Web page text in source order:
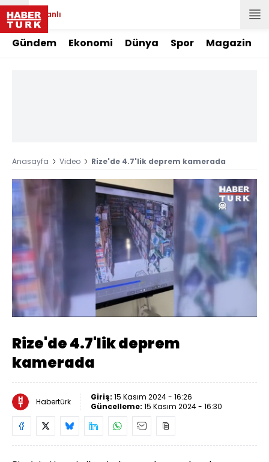
Canlı
Gündem Ekonomi Dünya Spor Magazin
Anasayfa Video Rize'de 4.7'lik deprem kamerada
Sesi
Aç
Yüklendi:
40.87%
Oynatma
Hızı
Rize'de 4.7'lik deprem
kamerada
Habertürk Giriş: 15 Kasım 2024 - 16:26
Güncelleme: 15 Kasım 2024 - 16:30